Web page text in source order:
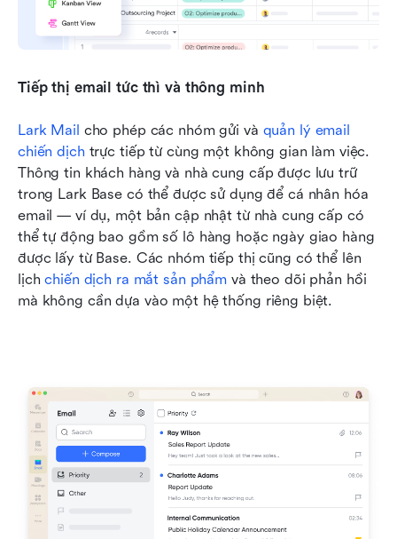
Tiếp thị email tức thì và thông minh
Lark Mail cho phép các nhóm gửi và quản lý email
chiến dịch trực tiếp từ cùng một không gian làm việc.
Thông tin khách hàng và nhà cung cấp được lưu trữ
trong Lark Base có thể được sử dụng để cá nhân hóa
email — ví dụ, một bản cập nhật từ nhà cung cấp có
thể tự động bao gồm số lô hàng hoặc ngày giao hàng
được lấy từ Base. Các nhóm tiếp thị cũng có thể lên
lịch chiến dịch ra mắt sản phẩm và theo dõi phản hồi
mà không cần dựa vào một hệ thống riêng biệt.